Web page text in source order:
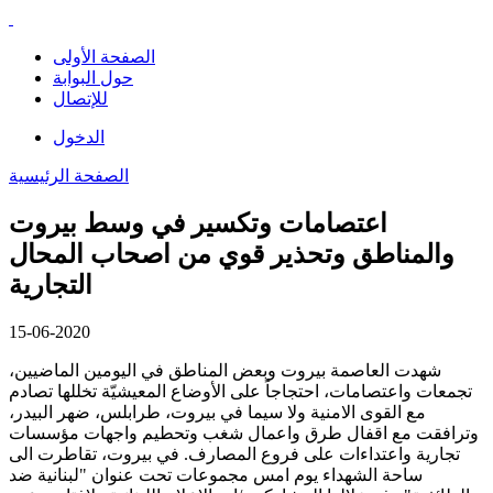
الصفحة الأولى
حول البوابة
للإتصال
الدخول
الصفحة الرئيسية
اعتصامات وتكسير في وسط بيروت
والمناطق وتحذير قوي من اصحاب المحال
التجارية
15-06-2020
شهدت العاصمة بيروت وبعض المناطق في اليومين الماضيين،
تجمعات واعتصامات، احتجاجاً على الأوضاع المعيشيّة تخللها تصادم
مع القوى الامنية ولا سيما في بيروت، طرابلس، ضهر البيدر،
وترافقت مع اقفال طرق واعمال شغب وتحطيم واجهات مؤسسات
تجارية واعتداءات على فروع المصارف. في بيروت، تقاطرت الى
ساحة الشهداء يوم امس مجموعات تحت عنوان "لبنانية ضد